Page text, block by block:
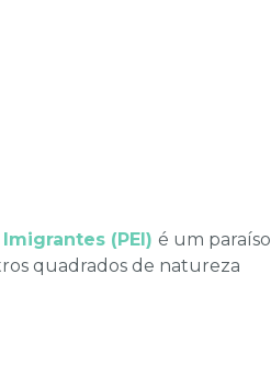
(PEI) é um paraíso
quadrados de natureza